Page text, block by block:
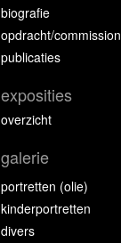
biografie
opdracht/commission
publicaties
exposities
overzicht
galerie
portretten (olie)
kinderportretten
divers